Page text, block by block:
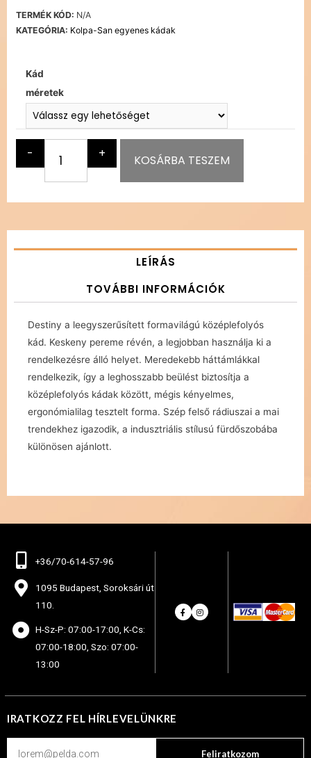
TERMÉK KÓD: N/A
KATEGÓRIA: Kolpa-San egyenes kádak
Kád
méretek
- + KOSÁRBA TESZEM
LEÍRÁS
TOVÁBBI INFORMÁCIÓK
Destiny a leegyszerűsített formavilágú középlefolyós
kád. Keskeny pereme révén, a legjobban használja ki a
rendelkezésre álló helyet. Meredekebb háttámlákkal
rendelkezik, így a leghosszabb beülést biztosítja a
középlefolyós kádak között, mégis kényelmes,
ergonómialilag tesztelt forma. Szép felső rádiuszai a mai
trendekhez igazodik, a indusztriális stílusú fürdőszobába
különösen ajánlott.
+36/70-614-57-96
1095 Budapest, Soroksári út
110.
H-Sz-P: 07:00-17:00, K-Cs:
07:00-18:00, Szo: 07:00-
13:00
IRATKOZZ FEL HÍRLEVELÜNKRE
Feliratkozom